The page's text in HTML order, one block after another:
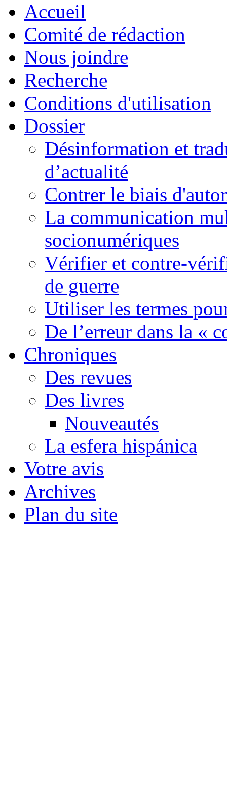
Accueil
Comité de rédaction
Nous joindre
Recherche
Conditions d'utilisation
Dossier
Désinformation et
d’actualité
Contrer le biais
La communication
socionumériques
Vérifier et contre-
de guerre
Utiliser les termes
De l’erreur dans la «
Chroniques
Des revues
Des livres
Nouveautés
La esfera hispánica
Votre avis
Archives
Plan du site